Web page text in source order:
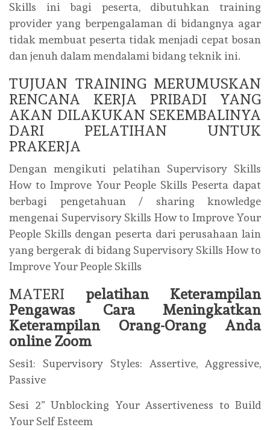
Skills ini bagi peserta, dibutuhkan training
provider yang berpengalaman di bidangnya agar
tidak membuat peserta tidak menjadi cepat bosan
dan jenuh dalam mendalami bidang teknik ini.
TUJUAN TRAINING MERUMUSKAN
RENCANA KERJA PRIBADI YANG
AKAN DILAKUKAN SEKEMBALINYA
DARI PELATIHAN UNTUK
PRAKERJA
Dengan mengikuti pelatihan Supervisory Skills
How to Improve Your People Skills Peserta dapat
berbagi pengetahuan / sharing knowledge
mengenai Supervisory Skills How to Improve Your
People Skills dengan peserta dari perusahaan lain
yang bergerak di bidang Supervisory Skills How to
Improve Your People Skills
MATERI pelatihan Keterampilan
Pengawas Cara Meningkatkan
Keterampilan Orang-Orang Anda
online Zoom
Sesi1: Supervisory Styles: Assertive, Aggressive,
Passive
Sesi 2” Unblocking Your Assertiveness to Build
Your Self Esteem